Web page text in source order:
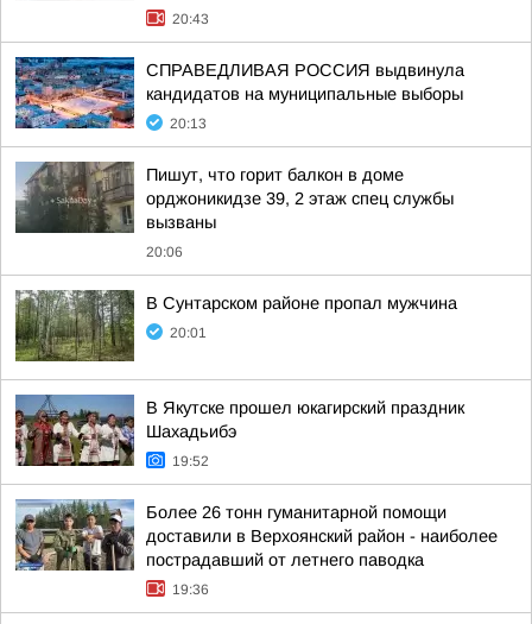
20:43
СПРАВЕДЛИВАЯ РОССИЯ выдвинула
кандидатов на муниципальные выборы
20:13
Пишут, что горит балкон в доме
орджоникидзе 39, 2 этаж спец службы
вызваны
20:06
В Сунтарском районе пропал мужчина
20:01
В Якутске прошел юкагирский праздник
Шахадьибэ
19:52
Более 26 тонн гуманитарной помощи
доставили в Верхоянский район - наиболее
пострадавший от летнего паводка
19:36